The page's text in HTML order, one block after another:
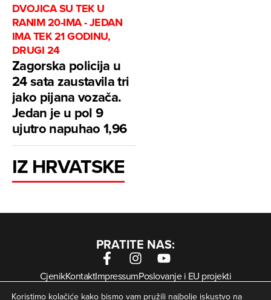
DVOJICA SU TEK U
RANIM 20-IMA - JEDAN
IMA TEK 21 GODINU,
DRUGI 24
Zagorska policija u
24 sata zaustavila tri
jako pijana vozača.
Jedan je u pol 9
ujutro napuhao 1,96
IZ HRVATSKE
PRATITE NAS:
CjenikKontaktImpressumPoslovanje i EU projekti
Arhiva digitalnih novina
Uvjeti korištenjaZaštita privatnosti
Koristimo kolačiće kako bismo vam pružili najbolje iskustvo na